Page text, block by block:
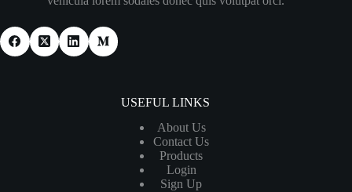
USEFUL LINKS
About Us
Contact Us
Products
Login
Sign Up